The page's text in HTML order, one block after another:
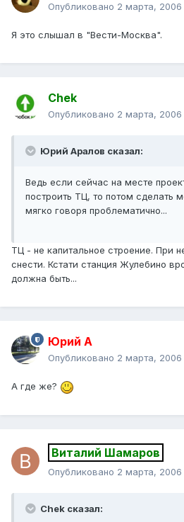
Опубликовано 2 марта, 2006
Я это слышал в "Вести-Москва".
Chek
Опубликовано 2 марта, 2006
Юрий Аралов сказал:
Ведь если сейчас на месте
построить ТЦ, то потом сделать
мягко говоря проблематично...
ТЦ - не капитальное строение. При
снести. Кстати станция Жулебино
должна быть...
Юрий А
Опубликовано 2 марта, 2006
А где же?
Виталий Шамаров
Опубликовано 2 марта, 2006
Chek сказал: